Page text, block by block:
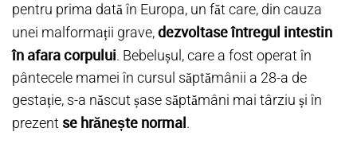
pentru prima dată în Europa, un făt care, din cauza
unei malformații grave,dezvoltase întregul intestin
în afara corpului. Bebelușul, care a fost operat în
pântecele mamei în cursul săptămânii a 28-a de
gestație, s-a născut șase săptămâni mai târziu și în
prezent se hrănește normal.